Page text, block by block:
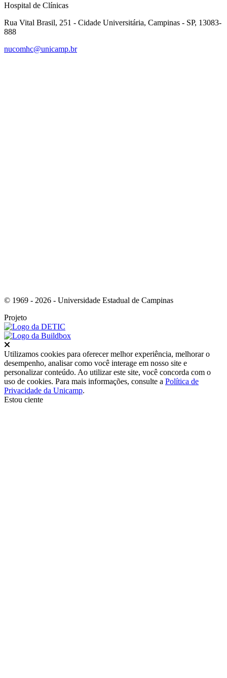
Hospital de Clínicas
Rua Vital Brasil, 251 - Cidade Universitária, Campinas - SP, 13083-
888
nucomhc@unicamp.br
© 1969 - 2026 - Universidade Estadual de Campinas
Projeto
Utilizamos cookies para oferecer melhor experiência, melhorar o
desempenho, analisar como você interage em nosso site e
personalizar conteúdo. Ao utilizar este site, você concorda com o
uso de cookies. Para mais informações, consulte a Política de
Privacidade da Unicamp.
Estou ciente